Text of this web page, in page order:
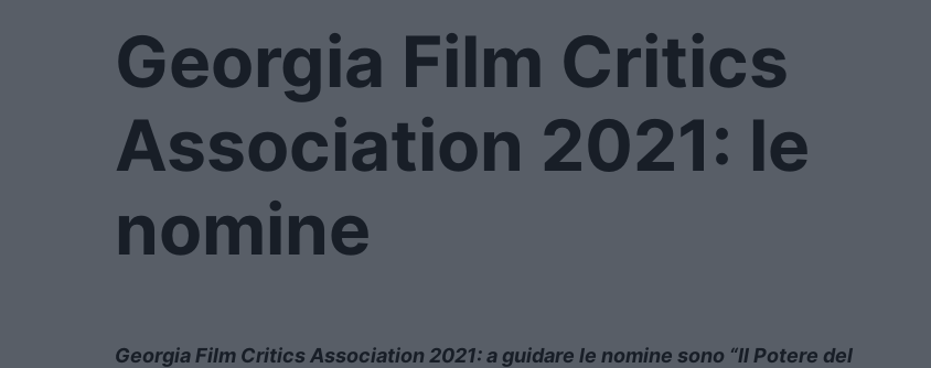
Georgia Film Critics
Association 2021: le
nomine
Georgia Film Critics Association 2021: a guidare le nomine sono “Il Potere del